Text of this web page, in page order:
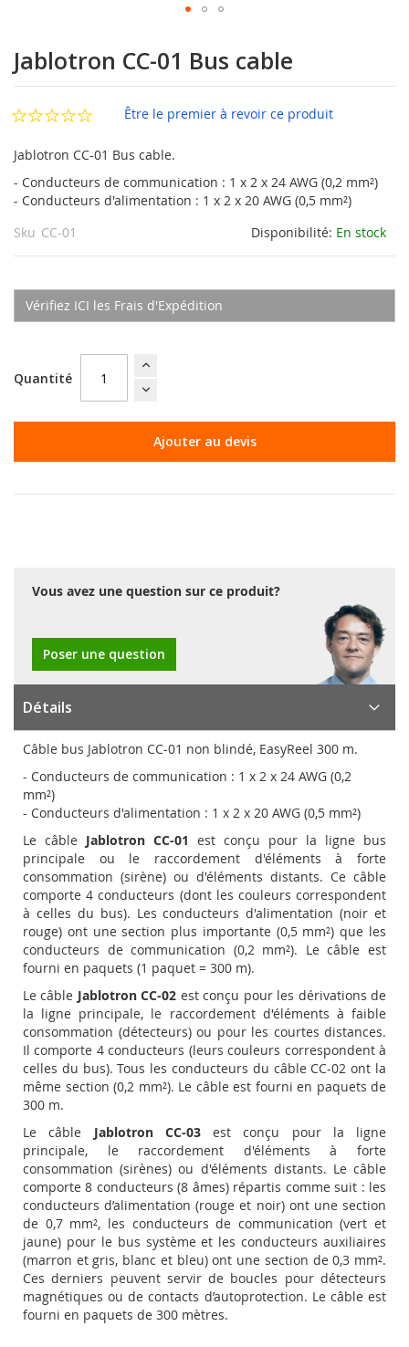
au
début
de
Galerie
Jablotron CC-01 Bus cable
Être le premier à revoir ce produit
Jablotron CC-01 Bus cable.
- Conducteurs de communication : 1 x 2 x 24 AWG (0,2 mm²)
- Conducteurs d'alimentation : 1 x 2 x 20 AWG (0,5 mm²)
Disponibilité: En stock
Sku CC-01
Vérifiez ICI les Frais d'Expédition
Quantité
Ajouter au devis
Vous avez une question sur ce produit?
Poser une question
Détails
Câble bus Jablotron CC-01 non blindé, EasyReel 300 m.
- Conducteurs de communication : 1 x 2 x 24 AWG (0,2
mm²)
- Conducteurs d'alimentation : 1 x 2 x 20 AWG (0,5 mm²)
Le câble Jablotron CC-01 est conçu pour la ligne bus
principale ou le raccordement d'éléments à forte
consommation (sirène) ou d'éléments distants. Ce câble
comporte 4 conducteurs (dont les couleurs correspondent
à celles du bus). Les conducteurs d'alimentation (noir et
rouge) ont une section plus importante (0,5 mm²) que les
conducteurs de communication (0,2 mm²). Le câble est
fourni en paquets (1 paquet = 300 m).
Le câble Jablotron CC-02 est conçu pour les dérivations de
la ligne principale, le raccordement d'éléments à faible
consommation (détecteurs) ou pour les courtes distances.
Il comporte 4 conducteurs (leurs couleurs correspondent à
celles du bus). Tous les conducteurs du câble CC-02 ont la
même section (0,2 mm²). Le câble est fourni en paquets de
300 m.
Le câble Jablotron CC-03est conçu pour la ligne
principale, le raccordement d'éléments à forte
consommation (sirènes) ou d'éléments distants. Le câble
comporte 8 conducteurs (8 âmes) répartis comme suit : les
conducteurs d’alimentation (rouge et noir) ont une section
de 0,7 mm², les conducteurs de communication (vert et
jaune) pour le bus système et les conducteurs auxiliaires
(marron et gris, blanc et bleu) ont une section de 0,3 mm².
Ces derniers peuvent servir de boucles pour détecteurs
magnétiques ou de contacts d’autoprotection. Le câble est
fourni en paquets de 300 mètres.